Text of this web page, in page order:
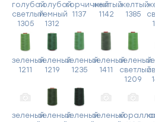
голубой
светлый
1305
голубой
темный
1312
горчичный
1137
желтый
1142
желтый
1385
зеленый
1211
зеленый
1219
зеленый
1235
зеленый
1411
зеленый
светлый
1209
зеленыйзеленыйзеленыйзеленый